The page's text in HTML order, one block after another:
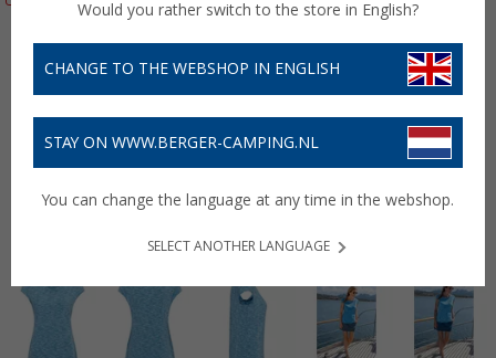
Would you rather switch to the store in English?
CHANGE TO THE WEBSHOP IN ENGLISH
STAY ON WWW.BERGER-CAMPING.NL
You can change the language at any time in the webshop.
SELECT ANOTHER LANGUAGE